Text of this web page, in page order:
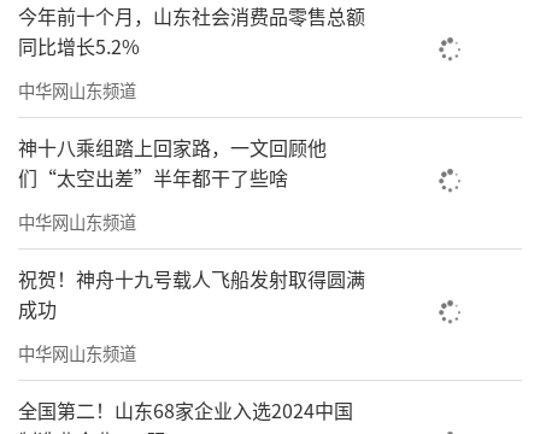
今年前十个月，山东社会消费品零售总额
同比增长5.2%
中华网山东频道
神十八乘组踏上回家路，一文回顾他
们“太空出差”半年都干了些啥
中华网山东频道
祝贺！神舟十九号载人飞船发射取得圆满
成功
中华网山东频道
全国第二！山东68家企业入选2024中国